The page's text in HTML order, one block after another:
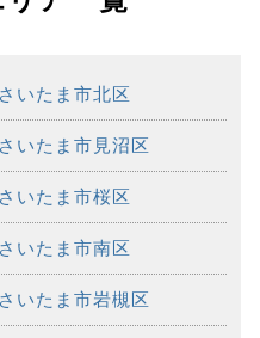
さいたま市北区
さいたま市見沼区
さいたま市桜区
さいたま市南区
さいたま市岩槻区